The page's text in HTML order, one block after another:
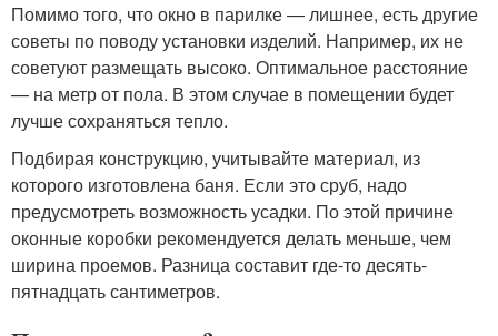
Помимо того, что окно в парилке — лишнее, есть другие
советы по поводу установки изделий. Например, их не
советуют размещать высоко. Оптимальное расстояние
— на метр от пола. В этом случае в помещении будет
лучше сохраняться тепло.
Подбирая конструкцию, учитывайте материал, из
которого изготовлена баня. Если это сруб, надо
предусмотреть возможность усадки. По этой причине
оконные коробки рекомендуется делать меньше, чем
ширина проемов. Разница составит где-то десять-
пятнадцать сантиметров.